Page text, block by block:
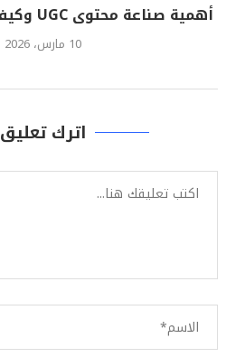
أهمية صناعة محتوى UGC وكيف تبدأ في تقديم...
10 مارس، 2026
اترك تعليق